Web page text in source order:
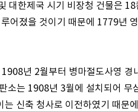
대한제국 시기 비장청 건물은 18
어졌을 것이기 때문에 1779년
년 2월부터 병마절도사영 경
소는 1908년 3월에 설치되어 무
신축 청사로 이전하였기 때문